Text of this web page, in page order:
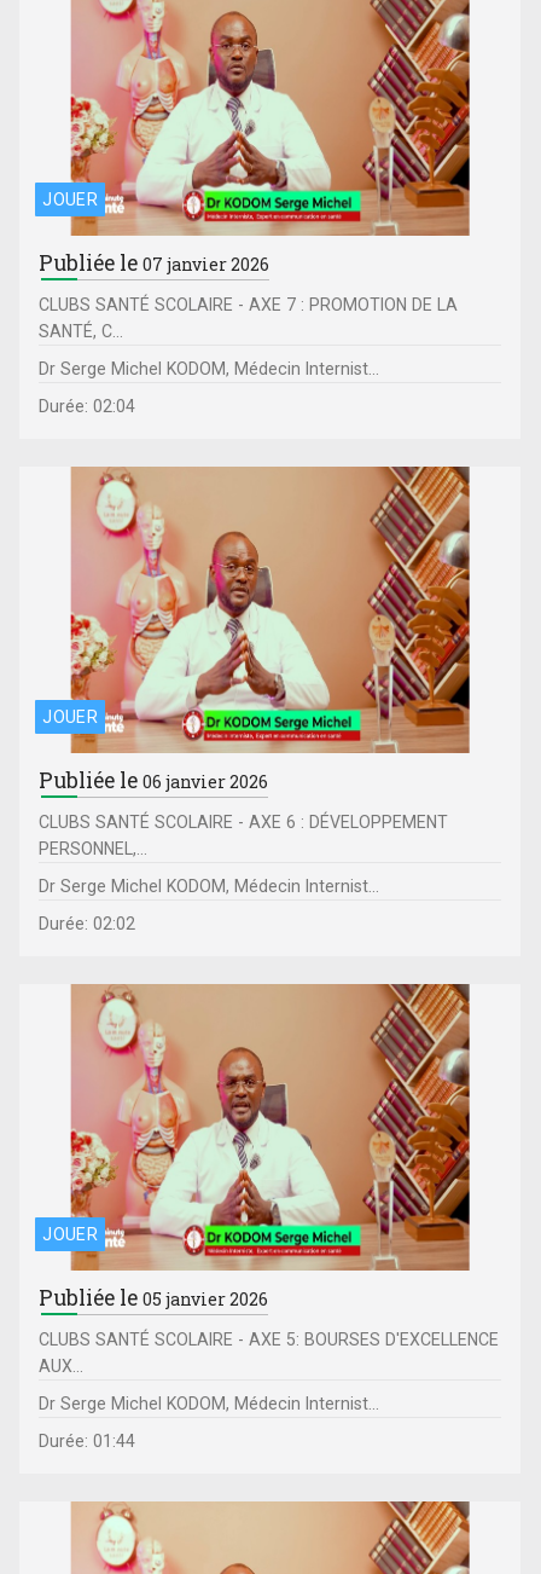
JOUER
Publiée le07 janvier 2026
CLUBS SANTÉ SCOLAIRE - AXE 7 : PROMOTION DE LA
SANTÉ, C...
Dr Serge Michel KODOM, Médecin Internist...
Durée: 02:04
JOUER
Publiée le06 janvier 2026
CLUBS SANTÉ SCOLAIRE - AXE 6 : DÉVELOPPEMENT
PERSONNEL,...
Dr Serge Michel KODOM, Médecin Internist...
Durée: 02:02
JOUER
Publiée le05 janvier 2026
CLUBS SANTÉ SCOLAIRE - AXE 5: BOURSES D'EXCELLENCE
AUX...
Dr Serge Michel KODOM, Médecin Internist...
Durée: 01:44